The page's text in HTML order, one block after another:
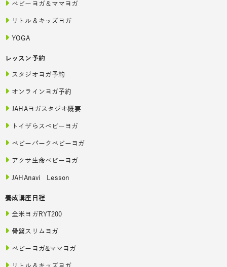
ベビーヨガ＆ママヨガ
リトル＆キッズヨガ
YOGA
レッスン予約
スタジオヨガ予約
オンラインヨガ予約
JAHAヨガスタジオ概要
トイザらスベビーヨガ
ベビーパークベビーヨガ
アクサ生命ベビーヨガ
JAHAnavi Lesson
養成講座日程
全米ヨガRYT200
骨盤スリムヨガ
ベビーヨガ&ママヨガ